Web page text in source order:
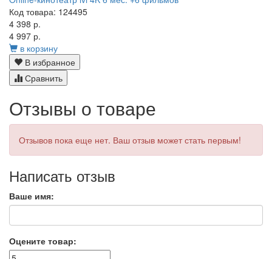
Код товара: 124495
4 398 р.
4 997 р.
в корзину
В избранное
Сравнить
Отзывы о товаре
Отзывов пока еще нет. Ваш отзыв может стать первым!
Написать отзыв
Ваше имя:
Оцените товар: